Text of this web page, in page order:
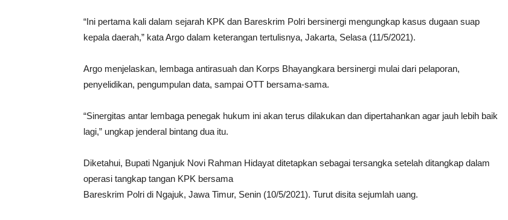
“Ini pertama kali dalam sejarah KPK dan Bareskrim Polri bersinergi mengungkap kasus dugaan suap
kepala daerah,” kata Argo dalam keterangan tertulisnya, Jakarta, Selasa (11/5/2021).
Argo menjelaskan, lembaga antirasuah dan Korps Bhayangkara bersinergi mulai dari pelaporan,
penyelidikan, pengumpulan data, sampai OTT bersama-sama.
“Sinergitas antar lembaga penegak hukum ini akan terus dilakukan dan dipertahankan agar jauh lebih baik
lagi,” ungkap jenderal bintang dua itu.
Diketahui, Bupati Nganjuk Novi Rahman Hidayat ditetapkan sebagai tersangka setelah ditangkap dalam
operasi tangkap tangan KPK bersama
Bareskrim Polri di Ngajuk, Jawa Timur, Senin (10/5/2021). Turut disita sejumlah uang.